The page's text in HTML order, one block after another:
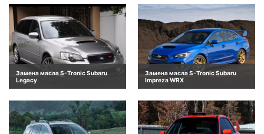
Замена масла S-Tronic Subaru
Legacy
Замена масла S-Tronic Subaru
Impreza WRX